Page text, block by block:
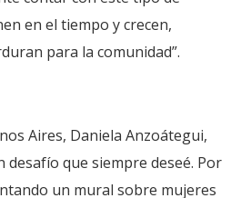
en el tiempo y crecen,
para la comunidad”.
Aires, Daniela Anzoátegui,
desafío que siempre deseé. Por
un mural sobre mujeres